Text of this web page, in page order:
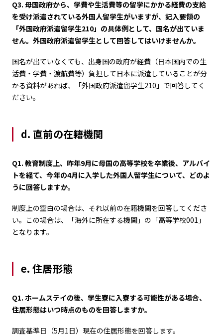
Q3. 母国政府から、学費や生活費等の留学にかかる経費の支給
を受け派遣されている外国人留学生がいますが、記入要領の
「外国政府派遣留学生210」の具体例として、国名が出ていま
せん。外国政府派遣留学生として回答してはいけませんか。
国名が出ていなくても、出身国の政府が経費（日本国内での生
活費・学費・渡航費等）負担して日本に派遣していることが分
かる資料があれば、「外国政府派遣留学生210」で回答してく
ださい。
d. 直前の在籍機関
Q1. 教育制度上、昨年9月に母国の高等学校を卒業後、アルバイ
トを経て、今年の4月に入学した外国人留学生について、どのよ
うに回答しますか。
制度上の空白の場合は、それ以前の在籍機関を回答してくださ
い。この場合は、「海外に所在する機関」の「高等学校001」
となります。
e. 住居形態
Q1. ホームステイの後、学生寮に入寮する可能性がある場合、
住居形態はいつ時点のものを回答しますか。
調査基準日（5月1日）現在の住居形態を回答します。